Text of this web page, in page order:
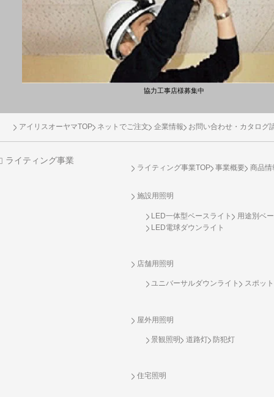
協力工事店様募集中
アイリスオーヤマTOP ネットでご注文 企業情報 お問い合わせ・カタログ
ライティング事業
ライティング事業TOP 事業概要 商品情
施設用照明
LED一体型ベースライト
用途別ベ
LED電球ダウンライト
店舗用照明
ユニバーサルダウンライト スポッ
屋外用照明
景観照明 道路灯 防犯灯
住宅照明